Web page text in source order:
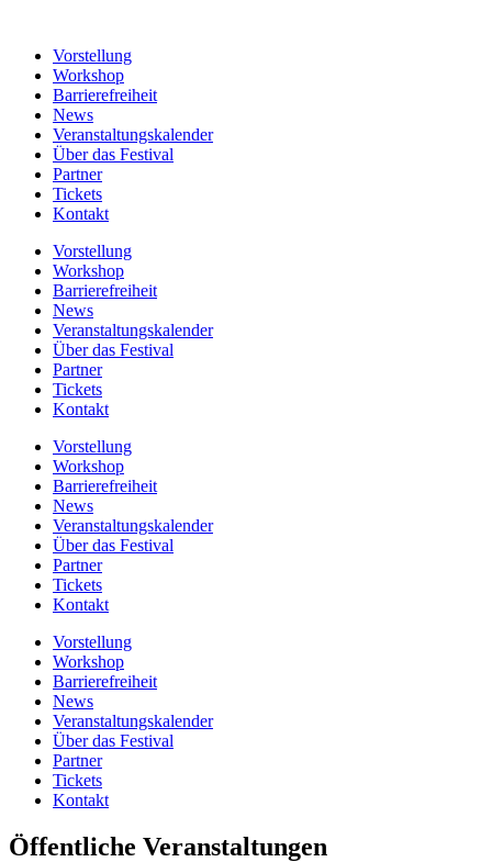
Vorstellung
Workshop
Barrierefreiheit
News
Veranstaltungskalender
Über das Festival
Partner
Tickets
Kontakt
Vorstellung
Workshop
Barrierefreiheit
News
Veranstaltungskalender
Über das Festival
Partner
Tickets
Kontakt
Vorstellung
Workshop
Barrierefreiheit
News
Veranstaltungskalender
Über das Festival
Partner
Tickets
Kontakt
Vorstellung
Workshop
Barrierefreiheit
News
Veranstaltungskalender
Über das Festival
Partner
Tickets
Kontakt
Öffentliche Veranstaltungen